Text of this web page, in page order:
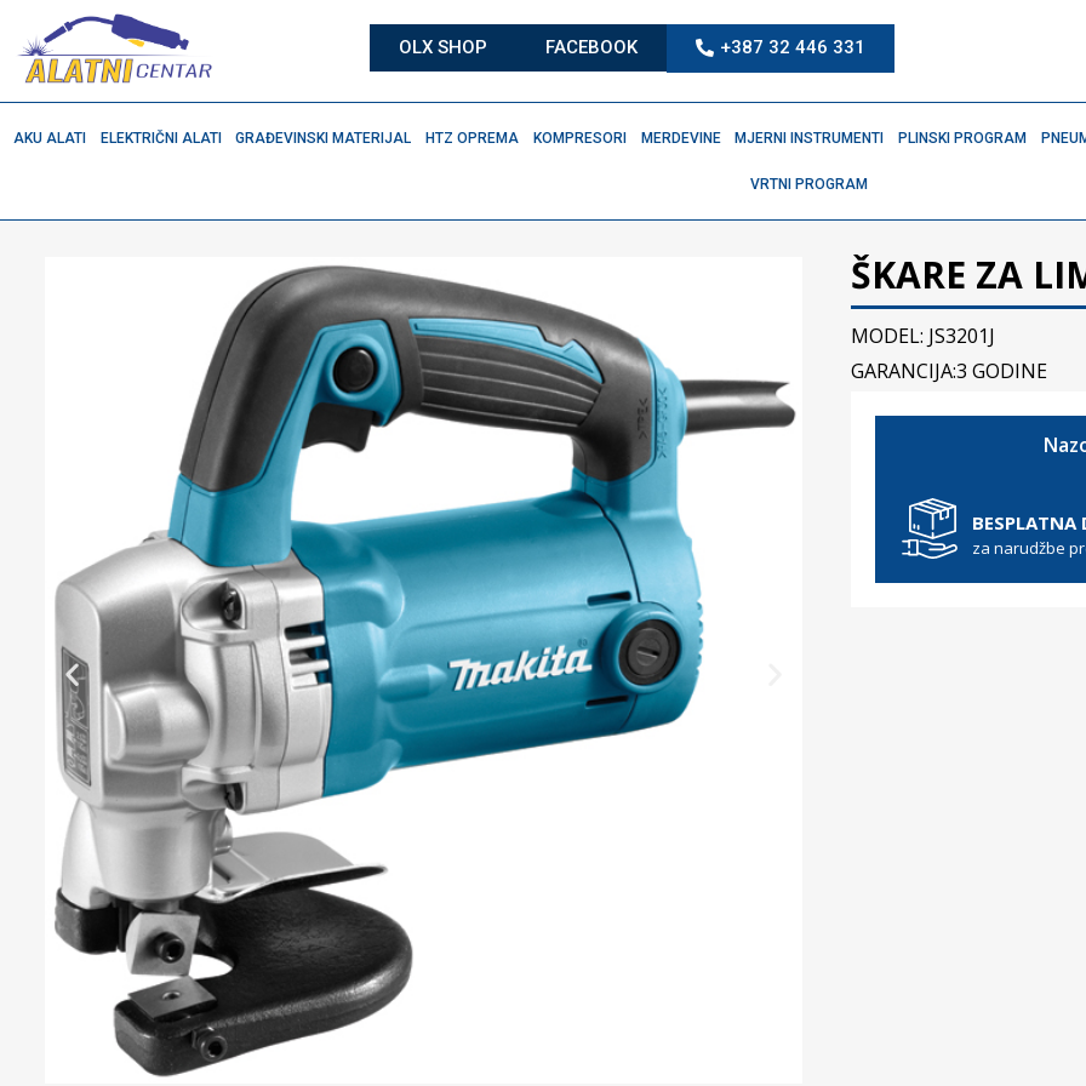
OLX SHOP FACEBOOK +387 32 446 331
AKU ALATI ELEKTRIČNI ALATI GRAĐEVINSKI MATERIJAL HTZ OPREMA KOMPRESORI MERDEVINE MJERNI INSTRUMENTI PLINSKI PROGRAM
VRTNI PROGRAM
ŠKARE ZA
MODEL: JS3201J
GARANCIJA:3 GODINE
BESPLATNA
za narudžbe